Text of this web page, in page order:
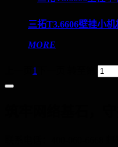
三拓T3.6606壁挂小机
MORE
1